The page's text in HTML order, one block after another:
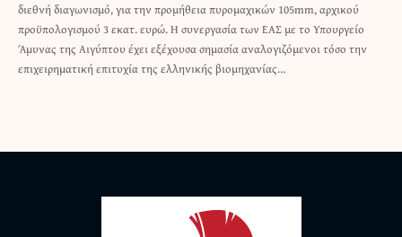
διεθνή διαγωνισμό, για την προμήθεια πυρομαχικών 105mm, αρχικού
προϋπολογισμού 3 εκατ. ευρώ. Η συνεργασία των ΕΑΣ με το Υπουργείο
Άμυνας της Αιγύπτου έχει εξέχουσα σημασία αναλογιζόμενοι τόσο την
επιχειρηματική επιτυχία της ελληνικής βιομηχανίας…